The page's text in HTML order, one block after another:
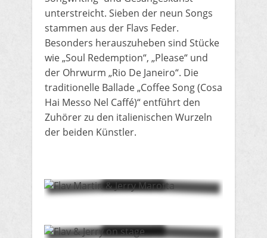
unterstreicht. Sieben der neun Songs
stammen aus der Flavs Feder.
Besonders herauszuheben sind Stücke
wie „Soul Redemption“, „Please“ und
der Ohrwurm „Rio De Janeiro“. Die
traditionelle Ballade „Coffee Song (Cosa
Hai Messo Nel Caffé)“ entführt den
Zuhörer zu den italienischen Wurzeln
der beiden Künstler.